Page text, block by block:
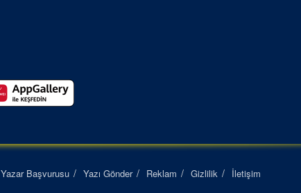
Yazar Başvurusu Yazı Gönder Reklam Gizlilik İletişim